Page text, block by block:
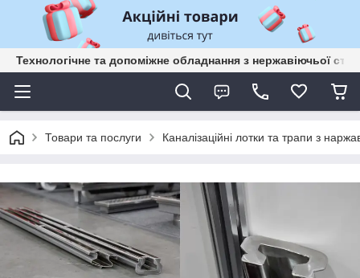
Технологічне та допоміжне обладнання з нержавіючьої
Товари та послуги Каналізаційні лотки та трапи з